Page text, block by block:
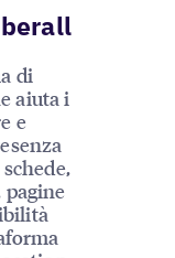
di
aiuta i
e